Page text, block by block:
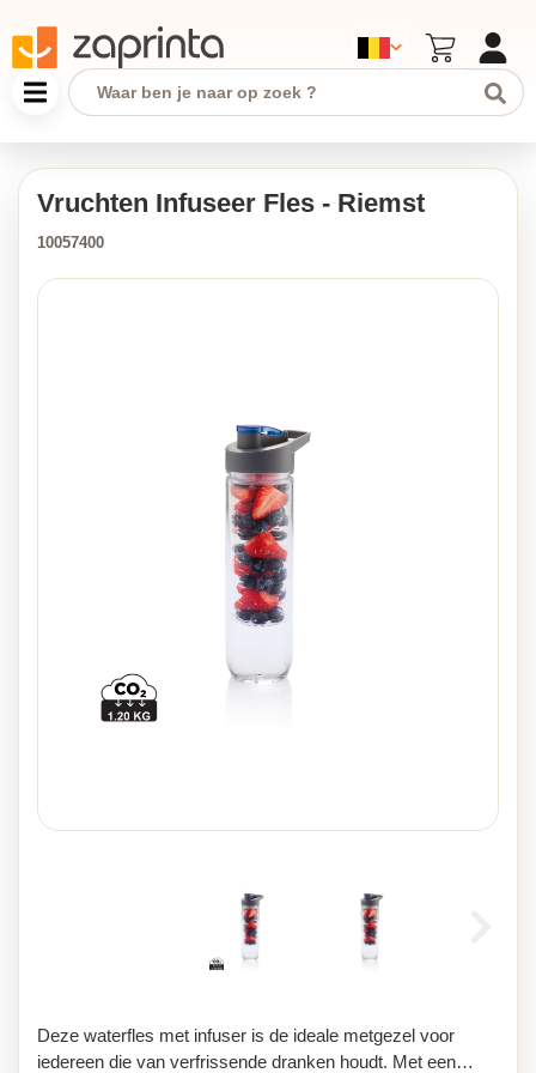
Vruchten Infuseer Fles - Riemst
10057400
Deze waterfles met infuser is de ideale metgezel voor
iedereen die van verfrissende dranken houdt. Met een